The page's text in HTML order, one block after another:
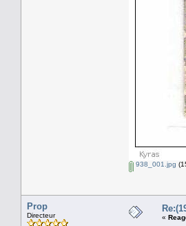
938_001.jpg
Prop
Directeur «